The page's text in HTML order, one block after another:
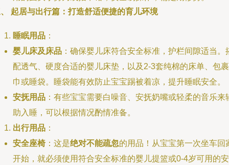
起居与出行篇：打造舒适便捷的育儿环境
睡眠用品 ：
婴儿床及床品 ：确保婴儿床符合安全标准，护栏间隙适当。
配透气、硬度合适的婴儿床垫，以及2-3套纯棉的床单、包裹
巾或睡袋。睡袋能有效防止宝宝踢被着凉，提升睡眠安全。
安抚用品 ：有些宝宝需要白噪音、安抚奶嘴或轻柔的音乐来
助入睡，可以根据情况酌情准备。
出行用品 ：
安全座椅：这是绝对不能疏忽的用品！从宝宝第一次坐车回
开始，就必须使用符合安全标准的婴儿提篮或0-4岁可用的安